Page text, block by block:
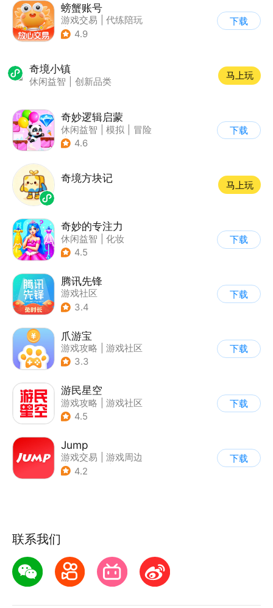
螃蟹账号
游戏交易
代练陪玩
| 游戏社区
4.9
下载
奇境小镇
休闲益智 创新品类
马上玩
奇妙逻辑启蒙
休闲益智 模拟
冒险
| 宝宝巴士
4.6
下载
奇境方块记
马上玩
奇妙的专注力
休闲益智
化妆
| 宝宝巴士
4.5
下载
腾讯先锋
游戏社区
3.4
下载
爪游宝
游戏攻略
游戏社区
3.3
下载
游民星空
游戏攻略
游戏社区
4.5
下载
Jump
游戏交易
游戏周边
| 游戏社区
4.2
下载
联系我们